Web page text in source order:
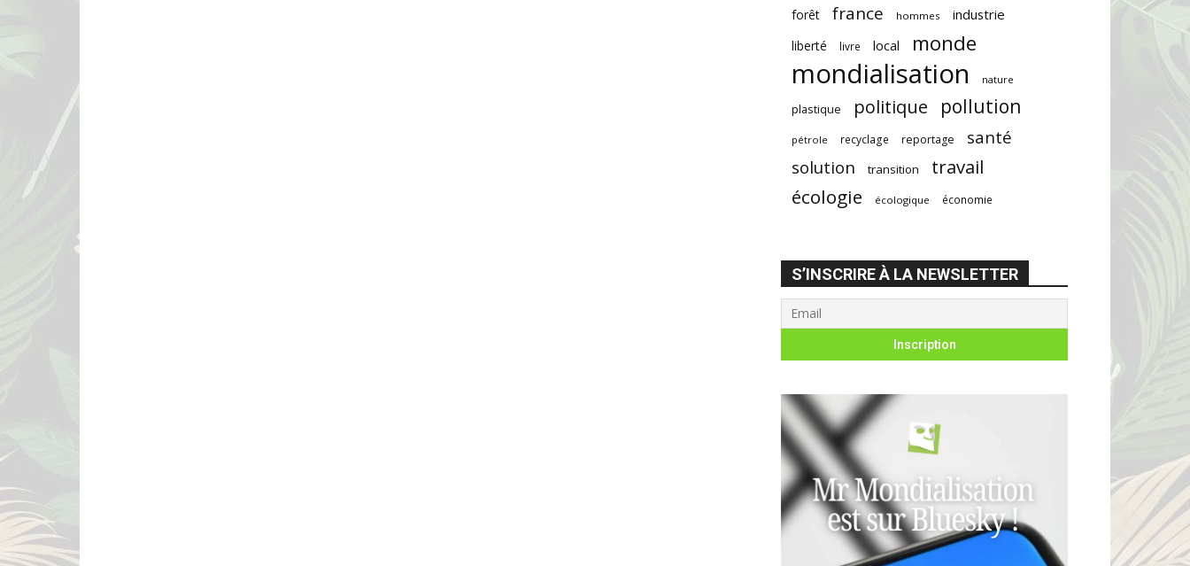
forêt france hommes industrie
liberté livre local monde
mondialisation nature
plastique politique pollution
pétrole recyclage reportage
santé
solution
transition
travail
écologie
écologique économie
S’INSCRIRE À LA NEWSLETTER